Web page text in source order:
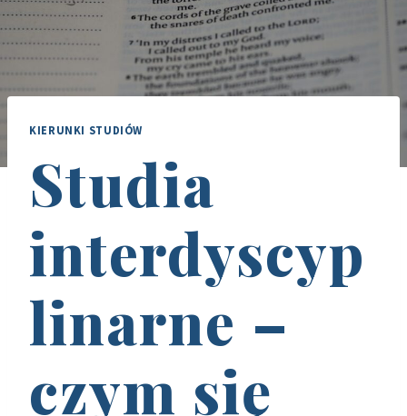
KIERUNKI STUDIÓW
Studia
interdyscyp
linarne –
czym się